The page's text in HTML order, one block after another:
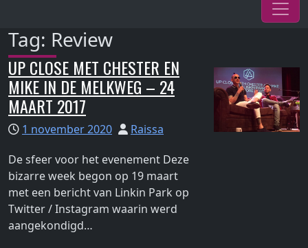
Tag: Review
UP CLOSE MET CHESTER EN
MIKE IN DE MELKWEG – 24
MAART 2017
1 november 2020
Raissa
De sfeer voor het evenement Deze
bizarre week begon op 19 maart
met een bericht van Linkin Park op
Twitter / Instagram waarin werd
aangekondigd…